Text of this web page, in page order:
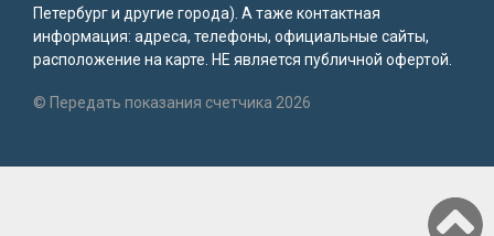
Петербург и другие города). А таже контактная
информация: адреса, телефоны, официальные сайты,
расположение на карте. НЕ является публичной офертой.
© Передать показания счетчика 2026